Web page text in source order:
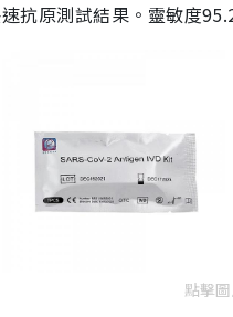
抗原測試結果。靈敏度
點擊